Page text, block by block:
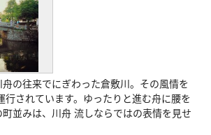
の往来でにぎわった倉敷川。その風情を
行されています。ゆったりと進む舟に腰を
並みは、川舟 流しならではの表情を見せ